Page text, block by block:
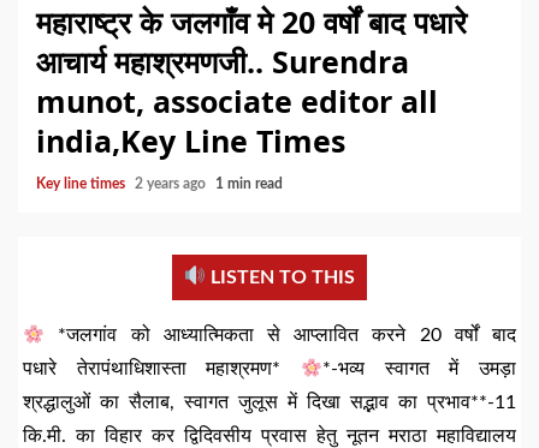
महाराष्ट्र के जलगाँव मे 20 वर्षों बाद पधारे
आचार्य महाश्रमणजी.. Surendra
munot, associate editor all
india,Key Line Times
Key line times 2 years ago 1 min read
LISTEN TO THIS
*जलगांव को आध्यात्मिकता से आप्लावित करने 20 वर्षों बाद
पधारे तेरापंथाधिशास्ता महाश्रमण*
*-भव्य स्वागत में उमड़ा
श्रद्धालुओं का सैलाब, स्वागत जुलूस में दिखा सद्भाव का प्रभाव**-11
कि.मी. का विहार कर द्विदिवसीय प्रवास हेतु नूतन मराठा महाविद्यालय